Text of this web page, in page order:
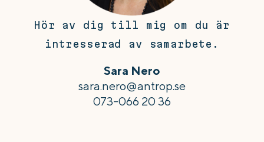
Hör av dig till mig om du är
intresserad av samarbete.
Sara Nero
sara.nero@antrop.se
073-066 20 36